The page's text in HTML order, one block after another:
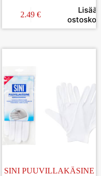
2.49 €
Lisää
SINI PUUVILLAKÄSINE